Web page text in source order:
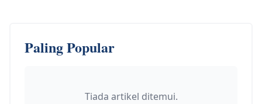
Paling Popular
Tiada artikel ditemui.